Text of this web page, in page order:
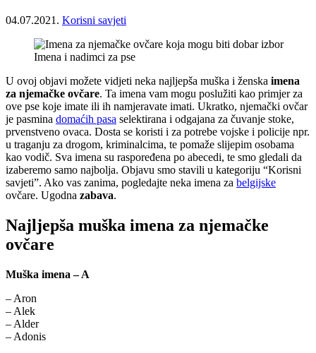
04.07.2021. Korisni savjeti
Imena i nadimci za pse
U ovoj objavi možete vidjeti neka najljepša muška i ženska imena
za njemačke ovčare. Ta imena vam mogu poslužiti kao primjer za
ove pse koje imate ili ih namjeravate imati. Ukratko, njemački ovčar
je pasmina domaćih pasa selektirana i odgajana za čuvanje stoke,
prvenstveno ovaca. Dosta se koristi i za potrebe vojske i policije npr.
u traganju za drogom, kriminalcima, te pomaže slijepim osobama
kao vodič. Sva imena su raspoređena po abecedi, te smo gledali da
izaberemo samo najbolja. Objavu smo stavili u kategoriju “Korisni
savjeti”. Ako vas zanima, pogledajte neka imena za belgijske
ovčare. Ugodna zabava.
Najljepša muška imena za njemačke
ovčare
Muška imena – A
– Aron
– Alek
– Alder
– Adonis